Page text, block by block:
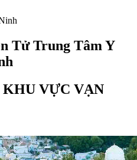
Tử Trung Tâm Y
VỰC VẠN